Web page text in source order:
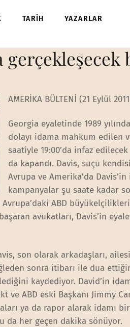
TARİH YAZARLAR
AMERİKA BÜLTENİ (21 Eylül
Georgia eyaletinde 1989
dolayı idama mahkum edilen
saatiyle 19:00’da infaz
da kapandı. Davis, suçu
Avrupa ve Amerika’da
kampanyalar şu saate kadar
ABD
avukatları, Davis’in
son olarak arkadaşları,
sonra itibarı ile dua
kaydediyor. David’in
ve ABD eski Başkanı Jimmy
ya da rapor alarak idamı
da her geçen dakika sönüyor.